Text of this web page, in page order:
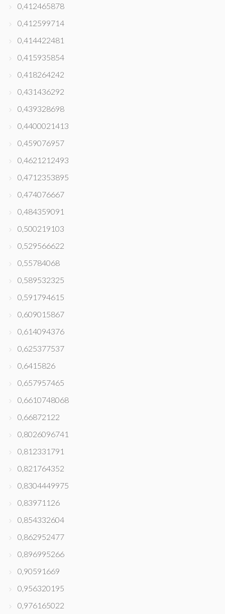
0,412465878
0,412599714
0,414422481
0,415935854
0,418264242
0,431436292
0,439328698
0,4400021413
0,459076957
0,4621212493
0,4712353895
0,474076667
0,484359091
0,500219103
0,529566622
0,55784068
0,589532325
0,591794615
0,609015867
0,614094376
0,625377537
0,6415826
0,657957465
0,6610748068
0,66872122
0,8026096741
0,812331791
0,821764352
0,8304449975
0,83971126
0,854332604
0,862952477
0,896995266
0,90591669
0,956320195
0,976165022